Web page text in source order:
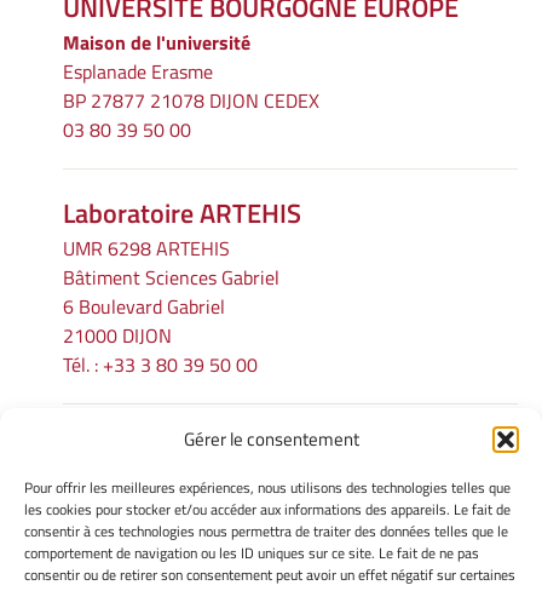
Gérer le consentement
Pour offrir les meilleures expériences, nous utilisons des technologies telles que
les cookies pour stocker et/ou accéder aux informations des appareils. Le fait de
consentir à ces technologies nous permettra de traiter des données telles que le
comportement de navigation ou les ID uniques sur ce site. Le fait de ne pas
consentir ou de retirer son consentement peut avoir un effet négatif sur certaines
Maison de l'université
Esplanade Erasme
BP 27877 21078 DIJON CEDEX
03 80 39 50 00
Laboratoire ARTEHIS
UMR 6298 ARTEHIS
Bâtiment Sciences Gabriel
6 Boulevard Gabriel
21000 DIJON
Tél. : +33 3 80 39 50 00
INFORMATIONS LÉGALES
Mentions légales
Gérer mes cookies
Politique de cookies